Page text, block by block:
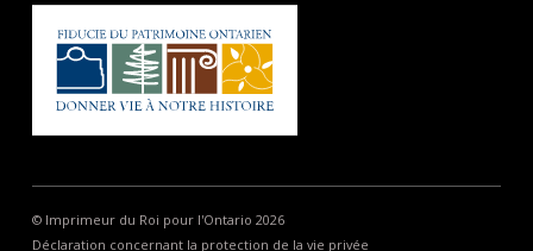
© Imprimeur du Roi pour l'Ontario 2026
Déclaration concernant la protection de la vie privée